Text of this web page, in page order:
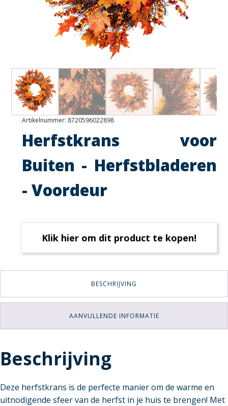
Artikelnummer: 8720596022898
Herfstkrans voor
Buiten - Herfstbladeren
- Voordeur
Klik hier om dit product te kopen!
BESCHRIJVING
AANVULLENDE INFORMATIE
Beschrijving
Deze herfstkrans is de perfecte manier om de warme en
uitnodigende sfeer van de herfst in je huis te brengen! Met